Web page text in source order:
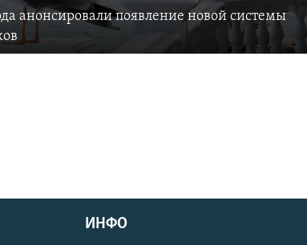
анонсировали появление новой системы
ИНФО